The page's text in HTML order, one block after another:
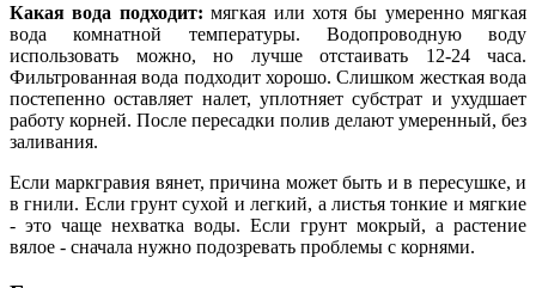
Какая вода подходит: мягкая или хотя бы умеренно мягкая
вода комнатной температуры. Водопроводную воду
использовать можно, но лучше отстаивать 12-24 часа.
Фильтрованная вода подходит хорошо. Слишком жесткая вода
постепенно оставляет налет, уплотняет субстрат и ухудшает
работу корней. После пересадки полив делают умеренный, без
заливания.
Если маркгравия вянет, причина может быть и в пересушке, и
в гнили. Если грунт сухой и легкий, а листья тонкие и мягкие
- это чаще нехватка воды. Если грунт мокрый, а растение
вялое - сначала нужно подозревать проблемы с корнями.